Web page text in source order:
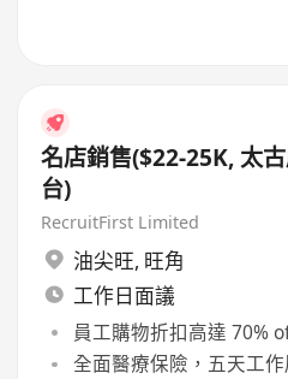
名店銷售($22-25K, 太
台)
RecruitFirst Limited
油尖旺, 旺角
工作日面議
員工購物折扣高達 70%
全面醫療保險，五天工作